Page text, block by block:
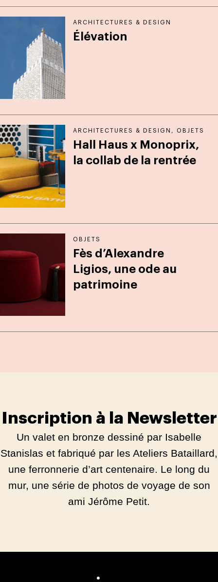
ARCHITECTURES & DESIGN
Élévation
ARCHITECTURES & DESIGN ,OBJETS
Hall Haus x Monoprix,
la collab de la rentrée
OBJETS
Fès d’Alexandre
Ligios, une ode au
patrimoine
Inscription à la Newsletter
Un valet en bronze dessiné par Isabelle
Stanislas et fabriqué par les Ateliers Bataillard,
une ferronnerie d’art centenaire. Le long du
mur, une série de photos de voyage de son
ami Jérôme Petit.